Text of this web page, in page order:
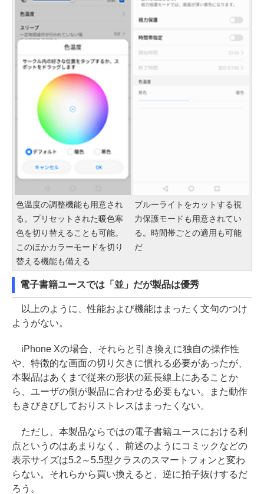
色温度の調整機能も用意され
る。プリセットされた暖色寒
色を切り替えることも可能。
このほかカラーモードを切り
替える機能も備える
ブルーライトをカットする視
力保護モードも用意されてい
る。時間帯ごとの適用も可能
だ
電子書籍ユースでは「並」だが製品は優秀
以上のように、性能および機能はまったく文句のつけ
ようがない。
iPhone Xの場合、それらと引き換えに独自の操作性
や、特徴的な画面の切り欠きに慣れる必要があったが、
本製品はあくまで従来の形状の延長線上にあることか
ら、ユーザの側が製品に合わせる必要もない。また動作
もきびきびしておりストレスはまったくない。
ただし、本製品ならではの電子書籍ユースにおける利
点というのはあまりなく、前述のようにコミックなどの
表示サイズは5.2～5.5型クラスのスマートフォンと変わ
らない。それらから買い換えると、逆に拍子抜けするだ
ろう。